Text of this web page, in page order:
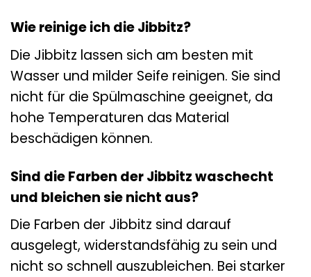
Wie reinige ich die Jibbitz?
Die Jibbitz lassen sich am besten mit
Wasser und milder Seife reinigen. Sie sind
nicht für die Spülmaschine geeignet, da
hohe Temperaturen das Material
beschädigen können.
Sind die Farben der Jibbitz waschecht
und bleichen sie nicht aus?
Die Farben der Jibbitz sind darauf
ausgelegt, widerstandsfähig zu sein und
nicht so schnell auszubleichen. Bei starker